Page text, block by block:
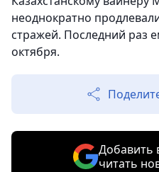
неоднократно
стражей. Последний раз
октября.
Добавить
читать